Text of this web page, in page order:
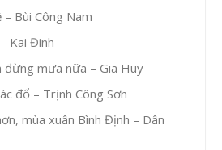
Bùi Công Nam
Kai Đinh
đừng mưa nữa – Gia Huy
đổ – Trịnh Công Sơn
mùa xuân Bình Định – Dân